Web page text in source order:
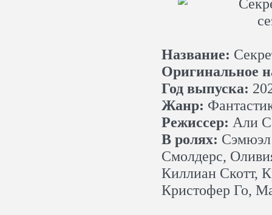
Название:
Оригинальное
Год выпуска:
Жанр:
Режиссер: Али
В ролях:
Смолдерс,
Киллиан Скотт,
Кристофер Го,